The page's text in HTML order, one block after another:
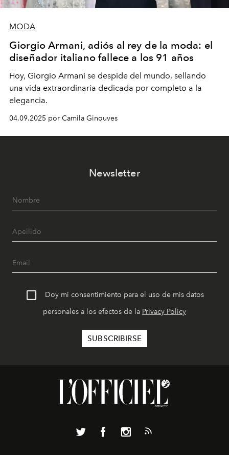
MODA
Giorgio Armani, adiós al rey de la moda: el
diseñador italiano fallece a los 91 años
Hoy, Giorgio Armani se despide del mundo, sellando
una vida extraordinaria dedicada por completo a la
elegancia.
04.09.2025 por Camila Ginouves
Newsletter
Doy mi consentimiento para el uso de mis datos
personales a los efectos de la Privacy Policy